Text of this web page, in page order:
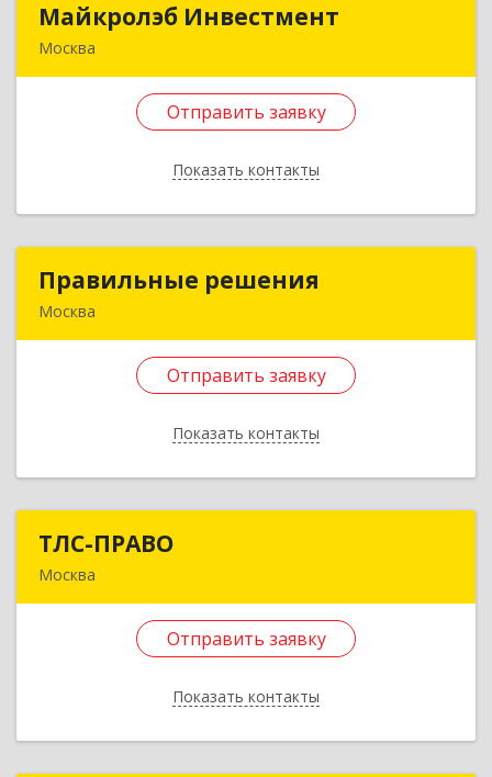
Майкролэб Инвестмент
Москва
Отправить заявку
Показать контакты
Майкролэб Инвестмент
6Г, строение 3, этаж 2, пом.2
Правильные решения
Москва
Отправить заявку
Показать контакты
Правильные решения
корпус 2, пом.109, ком.6
ТЛС-ПРАВО
Москва
Отправить заявку
Показать контакты
75, строение 21, этаж 5, пом. I, ком. 18, оф.501